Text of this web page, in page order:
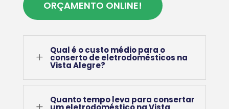
ORÇAMENTO ONLINE!
L
Qual é o custo médio para o
conserto de eletrodomésticos na
Vista Alegre?
L
Quanto tempo leva para consertar